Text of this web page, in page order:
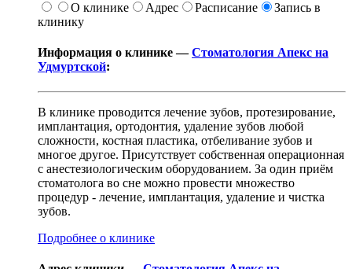
О клинике
Адрес Расписание
Запись в
клинику
Информация о клинике —Стоматология Апекс на
Удмуртской:
В клинике проводится лечение зубов, протезирование,
имплантация, ортодонтия, удаление зубов любой
сложности, костная пластика, отбеливание зубов и
многое другое. Присутствует собственная операционная
с анестезиологическим оборудованием. За один приём
стоматолога во сне можно провести множество
процедур - лечение, имплантация, удаление и чистка
зубов.
Подробнее о клинике